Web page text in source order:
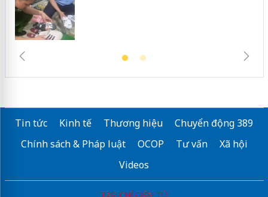
Tin tức Kinh tế Thương hiệu
Chuyển động 389
Chính sách & Pháp luật
OCOP Tư vấn
Xã hội
Videos